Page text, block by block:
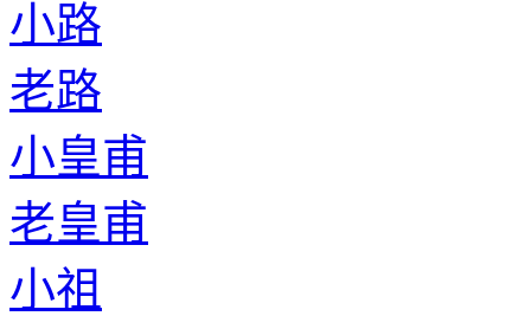
小路
老路
小皇甫
老皇甫
小祖